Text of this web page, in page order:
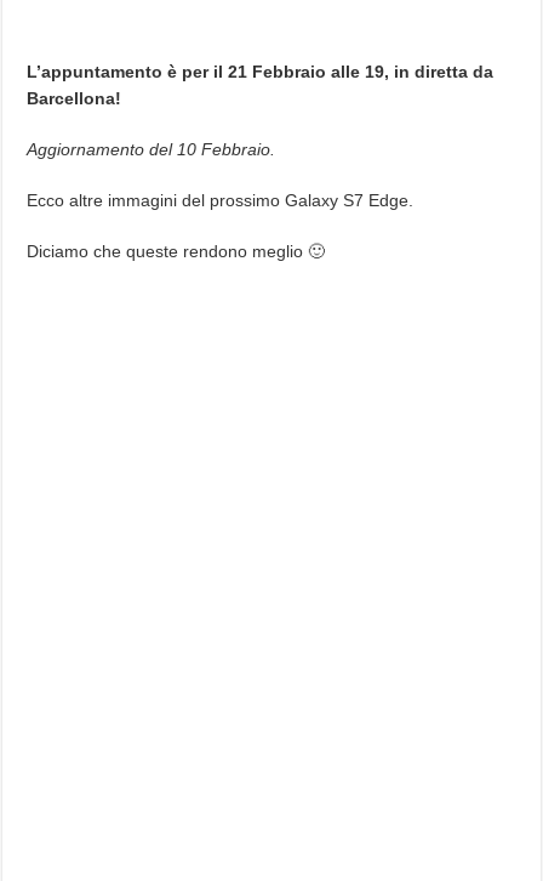
L’appuntamento è per il 21 Febbraio alle 19, in diretta da
Barcellona!
Aggiornamento del 10 Febbraio.
Ecco altre immagini del prossimo Galaxy S7 Edge.
Diciamo che queste rendono meglio 🙂